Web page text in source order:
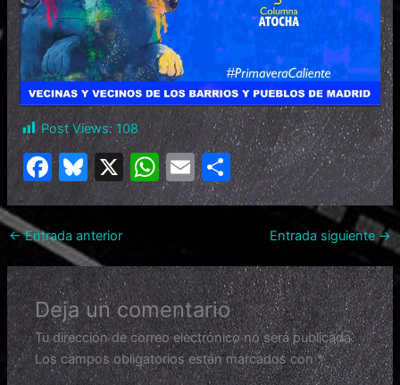
Post Views: 108
F
c
e
b
o
o
k
Bl
u
e
s
k
y
X W
h
A
p
p
E
m
C
o
ar
tir
←Entrada anterior Entrada siguiente→
Deja un comentario
Tu dirección de correo electrónico no será publicada.
Los campos obligatorios están marcados con*